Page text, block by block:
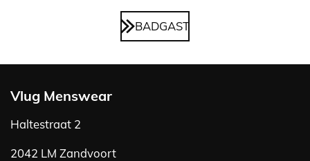
BADGAST
Vlug Menswear
Haltestraat 2
2042 LM Zandvoort